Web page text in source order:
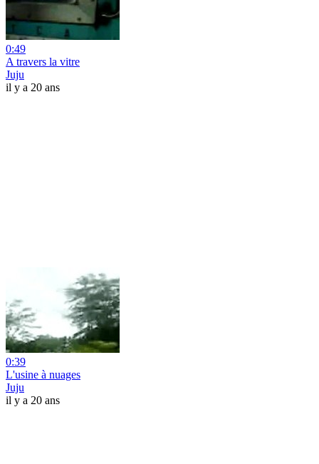
0:49
A travers la vitre
Juju
il y a 20 ans
0:39
L'usine à nuages
Juju
il y a 20 ans